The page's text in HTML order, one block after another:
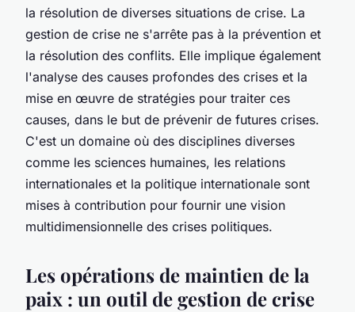
la résolution de diverses situations de crise. La
gestion de crise ne s'arrête pas à la prévention et
la résolution des conflits. Elle implique également
l'analyse des causes profondes des crises et la
mise en œuvre de stratégies pour traiter ces
causes, dans le but de prévenir de futures crises.
C'est un domaine où des disciplines diverses
comme les sciences humaines, les relations
internationales et la politique internationale sont
mises à contribution pour fournir une vision
multidimensionnelle des crises politiques.
Les opérations de maintien de la
paix : un outil de gestion de crise